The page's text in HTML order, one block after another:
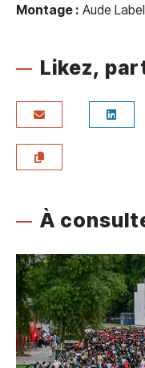
Montage : Aude
Likez,
À